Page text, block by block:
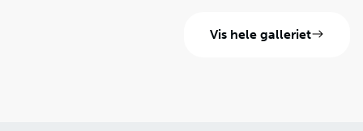
Vis hele galleriet